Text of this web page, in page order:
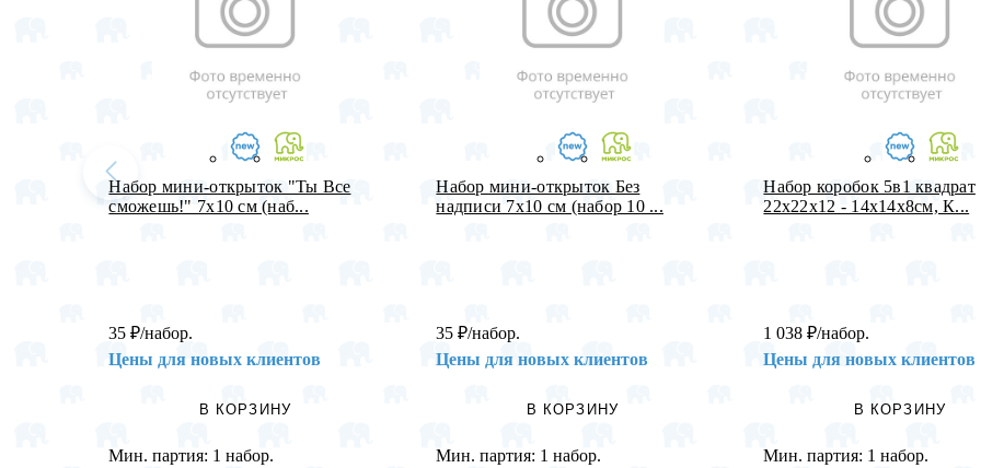
Набор мини-открыток "Ты Все
сможешь!" 7х10 см (наб...
35₽/набор.
Цены для новых клиентов
В КОРЗИНУ
Мин. партия: 1 набор.
Набор мини-открыток Без
надписи 7х10 см (набор 10 ...
35₽/набор.
Цены для новых клиентов
В КОРЗИНУ
Мин. партия: 1 набор.
Набор коробок 5в1 квадрат
22х22х12 - 14х14х8см, К...
1 038₽/набор.
Цены для новых клиентов
В КОРЗИНУ
Мин. партия: 1 набор.